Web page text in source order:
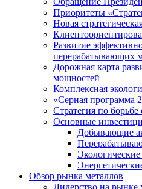
Приоритеты
Новая
Развитие
перерабатывающих
Дорожная карта
мощностей
Комплексная
«Серная программа
Стратегия по
Основные
Добывающие
Обзор рынка металлов
Лидерство на рынке